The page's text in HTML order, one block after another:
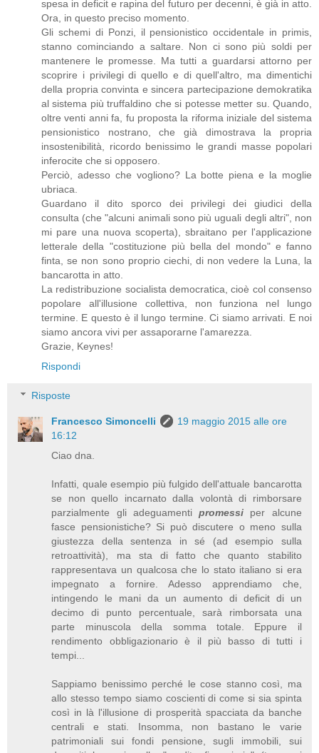
spesa in deficit e rapina del futuro per decenni, è già in atto.
Ora, in questo preciso momento.
Gli schemi di Ponzi, il pensionistico occidentale in primis,
stanno cominciando a saltare. Non ci sono più soldi per
mantenere le promesse. Ma tutti a guardarsi attorno per
scoprire i privilegi di quello e di quell'altro, ma dimentichi
della propria convinta e sincera partecipazione demokratika
al sistema più truffaldino che si potesse metter su. Quando,
oltre venti anni fa, fu proposta la riforma iniziale del sistema
pensionistico nostrano, che già dimostrava la propria
insostenibilità, ricordo benissimo le grandi masse popolari
inferocite che si opposero.
Perciò, adesso che vogliono? La botte piena e la moglie
ubriaca.
Guardano il dito sporco dei privilegi dei giudici della
consulta (che "alcuni animali sono più uguali degli altri", non
mi pare una nuova scoperta), sbraitano per l'applicazione
letterale della "costituzione più bella del mondo" e fanno
finta, se non sono proprio ciechi, di non vedere la Luna, la
bancarotta in atto.
La redistribuzione socialista democratica, cioè col consenso
popolare all'illusione collettiva, non funziona nel lungo
termine. E questo è il lungo termine. Ci siamo arrivati. E noi
siamo ancora vivi per assaporarne l'amarezza.
Grazie, Keynes!
Rispondi
Risposte
Francesco Simoncelli
19 maggio 2015 alle ore
16:12
Ciao dna.
Infatti, quale esempio più fulgido dell'attuale bancarotta
se non quello incarnato dalla volontà di rimborsare
parzialmente gli adeguamentipromessi per alcune
fasce pensionistiche? Si può discutere o meno sulla
giustezza della sentenza in sé (ad esempio sulla
retroattività), ma sta di fatto che quanto stabilito
rappresentava un qualcosa che lo stato italiano si era
impegnato a fornire. Adesso apprendiamo che,
intingendo le mani da un aumento di deficit di un
decimo di punto percentuale, sarà rimborsata una
parte minuscola della somma totale. Eppure il
rendimento obbligazionario è il più basso di tutti i
tempi...
Sappiamo benissimo perché le cose stanno così, ma
allo stesso tempo siamo coscienti di come si sia spinta
così in là l'illusione di prosperità spacciata da banche
centrali e stati. Insomma, non bastano le varie
patrimoniali sui fondi pensione, sugli immobili, sui